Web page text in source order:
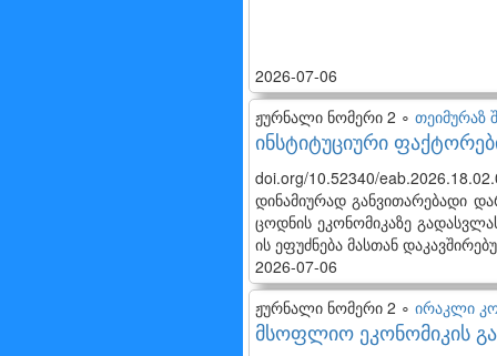
2026-07-06
ჟურნალი ნომერი 2 ∘ თეიმურაზ
ინსტიტუციური
doi.org/10.52340/
დინამიურად განვითარებადი
ცოდნის ეკონომიკაზე
ის ეფუძნება მასთან
2026-07-06
ჟურნალი ნომერი 2 ∘ ირაკლი
მსოფლიო ეკონომიკის